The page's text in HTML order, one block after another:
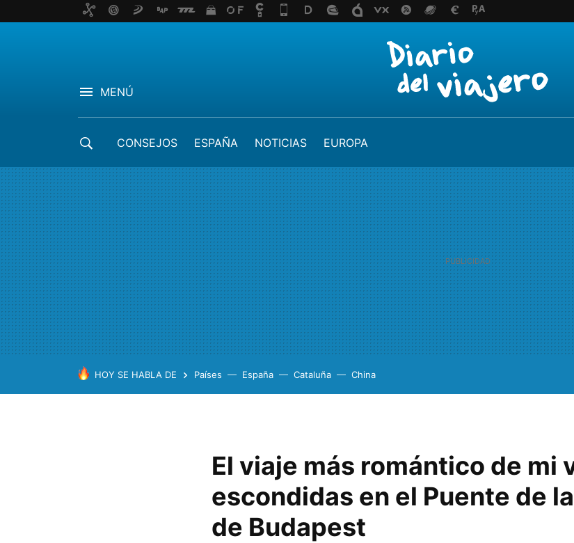
MENÚ
CONSEJOS ESPAÑA NOTICIAS EUROPA
HOY SE HABLA DE Países España Cataluña China
El viaje más romántico de mi
escondidas en el Puente de
de Budapest